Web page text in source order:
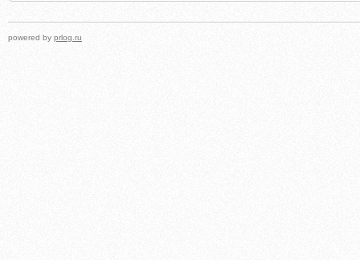
powered by prlog.ru